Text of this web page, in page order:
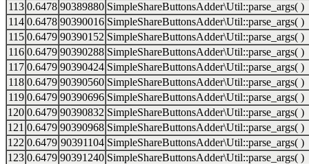
113 0.6478 90389880 SimpleShareButtonsAdder\Util::parse_args( )
114 0.6478 90390016 SimpleShareButtonsAdder\Util::parse_args( )
115 0.6479 90390152 SimpleShareButtonsAdder\Util::parse_args( )
116 0.6479 90390288 SimpleShareButtonsAdder\Util::parse_args( )
117 0.6479 90390424 SimpleShareButtonsAdder\Util::parse_args( )
118 0.6479 90390560 SimpleShareButtonsAdder\Util::parse_args( )
119 0.6479 90390696 SimpleShareButtonsAdder\Util::parse_args( )
120 0.6479 90390832 SimpleShareButtonsAdder\Util::parse_args( )
121 0.6479 90390968 SimpleShareButtonsAdder\Util::parse_args( )
122 0.6479 90391104 SimpleShareButtonsAdder\Util::parse_args( )
123 0.6479 90391240 SimpleShareButtonsAdder\Util::parse_args( )